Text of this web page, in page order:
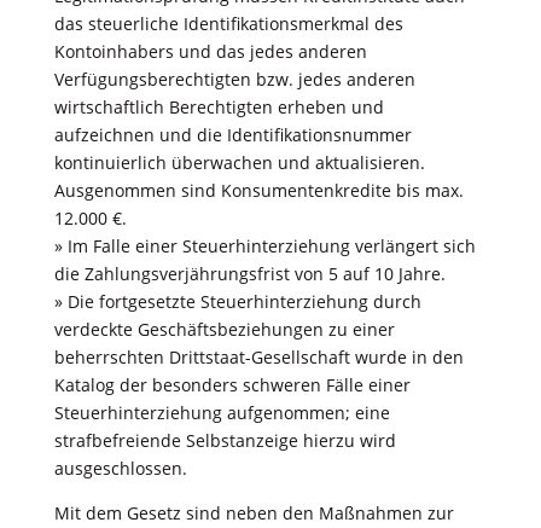
das steuerliche Identiﬁkationsmerkmal des
Kontoinhabers und das jedes anderen
Verfügungsberechtigten bzw. jedes anderen
wirtschaftlich Berechtigten erheben und
aufzeichnen und die Identiﬁkationsnummer
kontinuierlich überwachen und aktualisieren.
Ausgenommen sind Konsumentenkredite bis max.
12.000 €.
» Im Falle einer Steuerhinterziehung verlängert sich
die Zahlungsverjährungsfrist von 5 auf 10 Jahre.
» Die fortgesetzte Steuerhinterziehung durch
verdeckte Geschäftsbeziehungen zu einer
beherrschten Drittstaat-Gesellschaft wurde in den
Katalog der besonders schweren Fälle einer
Steuerhinterziehung aufgenommen; eine
strafbefreiende Selbstanzeige hierzu wird
ausgeschlossen.
Mit dem Gesetz sind neben den Maßnahmen zur